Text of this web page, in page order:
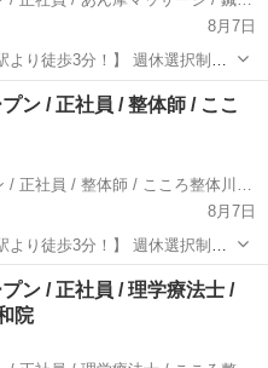
8月7日
より徒歩3分！】 週休選択制！
してます！ 一緒に職場を作り
を募集します！ こころ整
ン / 正社員 / 整体師 / ここ
2025年03月オープン / 正社員 / 整体師 / こころ整体川口院
8月7日
より徒歩3分！】 週休選択制！
してます！ 一緒に職場を作り
を募集します！ こころ整
ン / 正社員 / 理学療法士 /
院